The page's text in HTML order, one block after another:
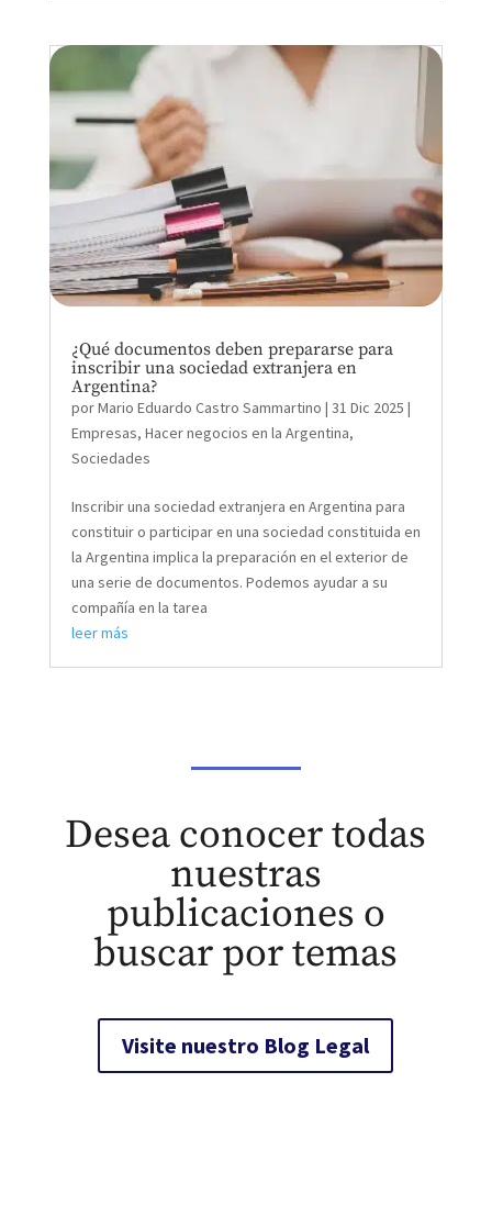
¿Qué documentos deben prepararse para
inscribir una sociedad extranjera en
Argentina?
porMario Eduardo Castro Sammartino | 31 Dic 2025 |
Empresas, Hacer negocios en la Argentina,
Sociedades
Inscribir una sociedad extranjera en Argentina para
constituir o participar en una sociedad constituida en
la Argentina implica la preparación en el exterior de
una serie de documentos. Podemos ayudar a su
compañía en la tarea
leer más
Desea conocer todas
nuestras
publicaciones o
buscar por temas
Visite nuestro Blog Legal